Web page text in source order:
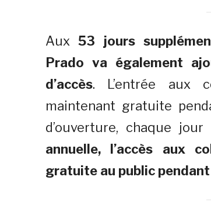
Aux53 jours
Prado va également
d’accès. L’entrée aux
maintenant gratuite
d’ouverture, chaque
annuelle, l’accès aux
gratuite au public